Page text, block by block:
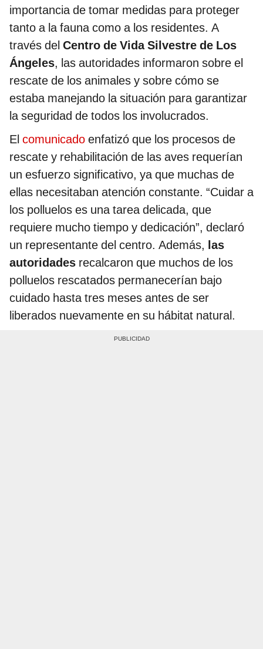
importancia de tomar medidas para proteger
tanto a la fauna como a los residentes. A
través del Centro de Vida Silvestre de Los
Ángeles, las autoridades informaron sobre el
rescate de los animales y sobre cómo se
estaba manejando la situación para garantizar
la seguridad de todos los involucrados.
El comunicado enfatizó que los procesos de
rescate y rehabilitación de las aves requerían
un esfuerzo significativo, ya que muchas de
ellas necesitaban atención constante. “Cuidar a
los polluelos es una tarea delicada, que
requiere mucho tiempo y dedicación”, declaró
un representante del centro. Además, las
autoridades recalcaron que muchos de los
polluelos rescatados permanecerían bajo
cuidado hasta tres meses antes de ser
liberados nuevamente en su hábitat natural.